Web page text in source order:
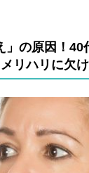
」の原因！40
リハリに欠